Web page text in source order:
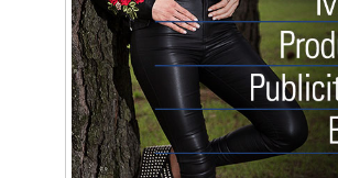
Artística Veral
BAIC Ramos Mejía